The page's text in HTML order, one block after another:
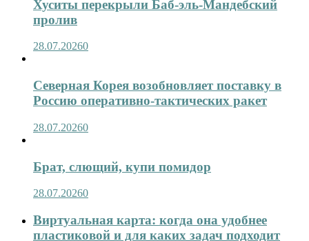
Хуситы перекрыли Баб-эль-Мандебский
пролив
28.07.20260
Северная Корея возобновляет поставку в
Россию оперативно-тактических ракет
28.07.20260
Брат, слющий, купи помидор
28.07.20260
Виртуальная карта: когда она удобнее
пластиковой и для каких задач подходит